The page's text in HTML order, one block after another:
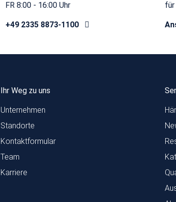
FR 8:00 - 16:00 Uhr
+49 2335 8873-1100
für
Ihr Weg zu uns
Unternehmen
Standorte
Kontaktformular
Team
Karriere